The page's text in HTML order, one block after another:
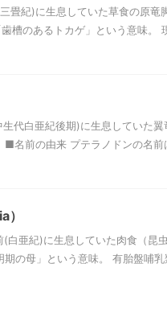
畳紀)に生息していた草食の原
槽のあるトカゲ」という意味。
代白亜紀後期)に生息していた
■名前の由来 プテラノドンの名前
）
(白亜紀)に生息していた肉食（昆
期の母」という意味。 有胎盤哺